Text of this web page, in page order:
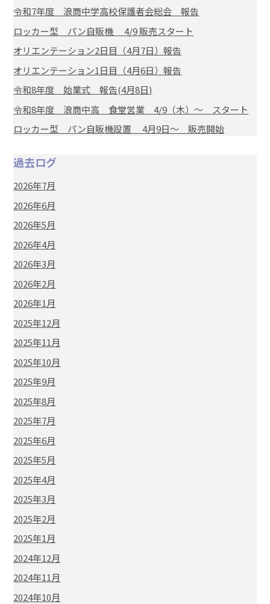
令和7年度 浪商中学高校保護者会総会 報告
ロッカー型 パン自販機 4/9 販売スタート
オリエンテーション2日目（4月7日）報告
オリエンテーション1日目（4月6日）報告
令和8年度 始業式 報告(4月8日)
令和8年度 浪商中高 食堂営業 4/9（木）～ スタート
ロッカー型 パン自販機設置 4月9日～ 販売開始
過去ログ
2026年7月
2026年6月
2026年5月
2026年4月
2026年3月
2026年2月
2026年1月
2025年12月
2025年11月
2025年10月
2025年9月
2025年8月
2025年7月
2025年6月
2025年5月
2025年4月
2025年3月
2025年2月
2025年1月
2024年12月
2024年11月
2024年10月